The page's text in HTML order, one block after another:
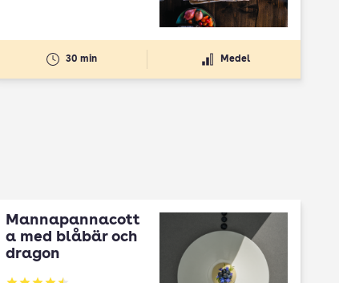
30 min Medel
Mannapannacott
a med blåbär och
dragon